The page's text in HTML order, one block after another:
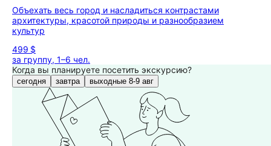
Объехать весь город и насладиться контрастами
архитектуры, красотой природы и разнообразием
культур
499 $
за группу, 1–6 чел.
Когда вы планируете посетить экскурсию?
сегодня завтра выходные 8-9 авг